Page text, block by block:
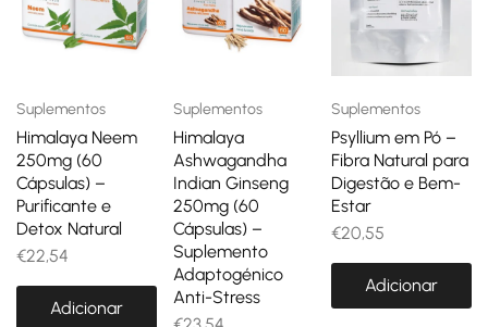
Suplementos
Himalaya Neem
250mg (60
Cápsulas) –
Purificante e
Detox Natural
€22,54
Adicionar
Suplementos
Himalaya
Ashwagandha
Indian Ginseng
250mg (60
Cápsulas) –
Suplemento
Adaptogénico
Anti-Stress
Suplementos
Psyllium em Pó –
Fibra Natural para
Digestão e Bem-
Estar
€20,55
Adicionar